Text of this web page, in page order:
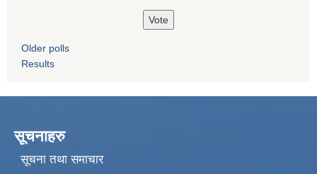
Older polls
Results
सूचनाहरु
सूचना तथा समाचार